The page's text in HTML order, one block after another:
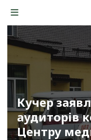
Кучер
аудиторів
Центру